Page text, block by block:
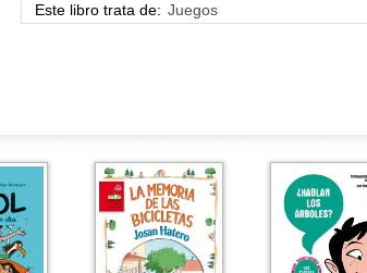
Este libro trata de: Juegos